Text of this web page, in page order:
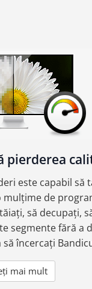
pierderea
este capabil să
mulțime de
să decupați,
segmente fără a
încercați
mai mult